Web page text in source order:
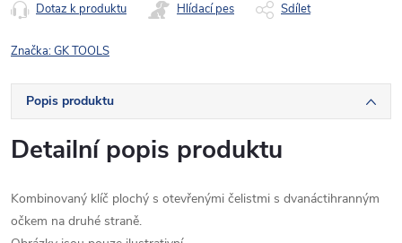
Dotaz k produktu Hlídací pes Sdílet
Značka:GK TOOLS
Popis produktu
Detailní popis produktu
Kombinovaný klíč plochý s otevřenými čelistmi s dvanáctihranným
očkem na druhé straně.